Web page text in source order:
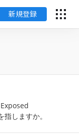
新規登録
しますか。